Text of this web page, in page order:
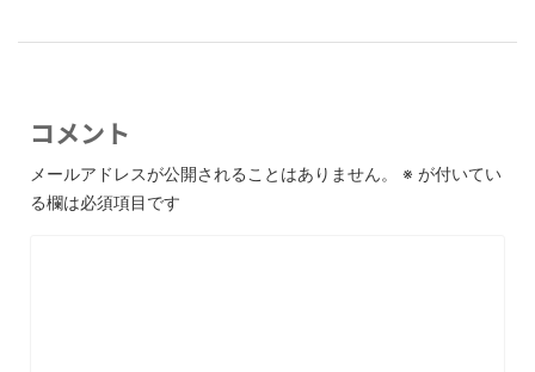
コメント
メールアドレスが公開されることはありません。 ※ が付いてい
る欄は必須項目です